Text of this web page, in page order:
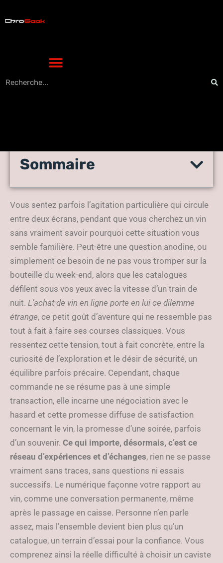
caviste en ligne ?
Sommaire
Vous sentez parfois l’agitation particulière qui circule
entre deux écrans, pendant que vous cherchez un vin
sans vraiment savoir pourquoi cette situation vous
semble familière. Peut-être une question anodine, ou
simplement ce besoin de ne pas vous tromper sur la
bouteille du week-end, alors que les catalogues
défilent sous vos yeux avec la vitesse d’un train de
nuit. L’achat de vin en ligne porte en lui ce dilemme
étrange, ce petit goût d’aventure qui ne ressemble pas
tout à fait à faire ses courses classiques. Vous
ressentez cette tension, tout à fait concrète, entre la
curiosité de l’exploration et le désir de sécurité, un
équilibre parfois précaire. Cependant, chaque
commande ne se résume pas à une simple
transaction, elle incarne une négociation avec le
hasard et cette promesse diffuse de satisfaction
concernant le vin, la promesse d’une soirée, parfois
d’un souvenir. Ce qui importe, désormais, c’est ce
réseau d’expériences et d’échanges, rien ne se passe
vraiment sans traces, sans questions ni essais
successifs. Le numérique façonne votre rapport au
vin, comme une conversation permanente, même
après le passage en caisse. Personne n’en parle
assez, mais l’ensemble devient bien plus qu’un
catalogue, un terrain d’essai pour la confiance. Vous
comprenez ainsi la réelle difficulté à choisir un caviste